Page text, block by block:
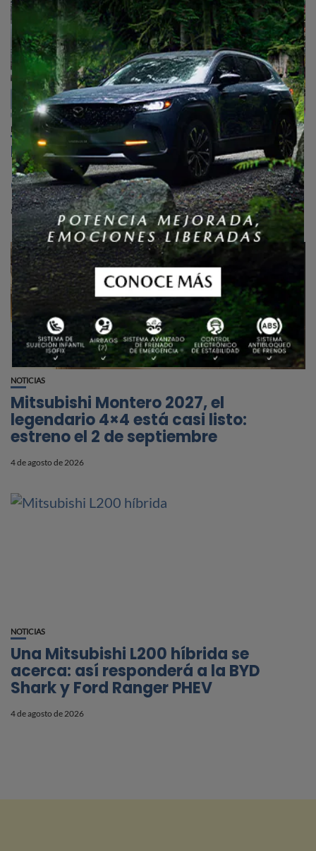
NOTICIAS
Renault 4 eléctrico se robó el show:
¡así fue el regreso del ‘Amigo Fiel’ a
Colombia! (VIDEO)
8 de agosto de 2026
NOTICIAS
Mitsubishi Montero 2027, el
legendario 4×4 está casi listo:
estreno el 2 de septiembre
4 de agosto de 2026
NOTICIAS
Una Mitsubishi L200 híbrida se
acerca: así responderá a la BYD
Shark y Ford Ranger PHEV
4 de agosto de 2026